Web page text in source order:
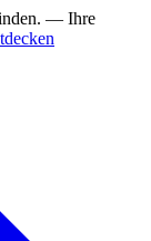
— Ihre